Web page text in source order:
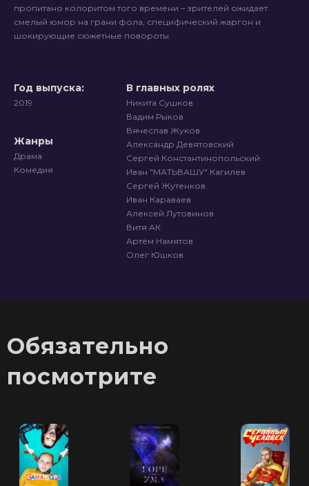
пропитано колоритом того времени – зрителей ожидает
смелый юмор на грани фола, специфический жаргон и
шокирующие сюжетные повороты.
Год выпуска:
2019
Жанры
Драма
Комедия
В главных ролях
Никита Сушков
Вадим Рыков
Вячеслав Жуков
Александр Девятовский
Сергей Константинопольский
Иван "МАТЬВАШУ" Кагилев
Сергей Жутенков
Иван Караваев
Алексей Лутовинов
Витя АК
Артём Намятов
Олег Юшков
Обязательно
посмотрите